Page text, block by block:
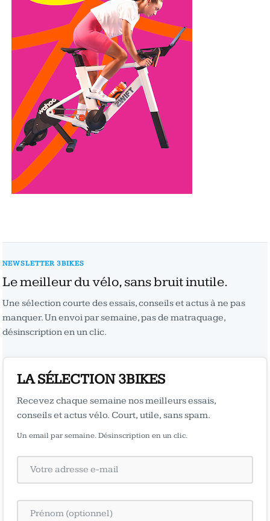
NEWSLETTER 3BIKES
Le meilleur du vélo, sans bruit inutile.
Une sélection courte des essais, conseils et actus à ne pas
manquer. Un envoi par semaine, pas de matraquage,
désinscription en un clic.
LA SÉLECTION 3BIKES
Recevez chaque semaine nos meilleurs essais,
conseils et actus vélo. Court, utile, sans spam.
Un email par semaine. Désinscription en un clic.